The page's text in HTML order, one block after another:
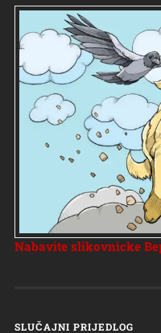
Nabavite slikovnicke
SLUČAJNI PRIJEDLOG